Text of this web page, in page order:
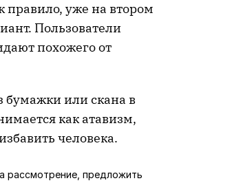
правило, уже на втором
Пользователи
похожего от
или скана в
как атавизм,
человека.
рассмотрение, предложить